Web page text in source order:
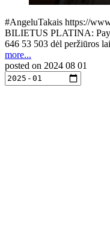
#AngeluTakais https://
BILIETUS PLATINA:
646 53 503 dėl peržiūros
more...
posted on 2024 08 01